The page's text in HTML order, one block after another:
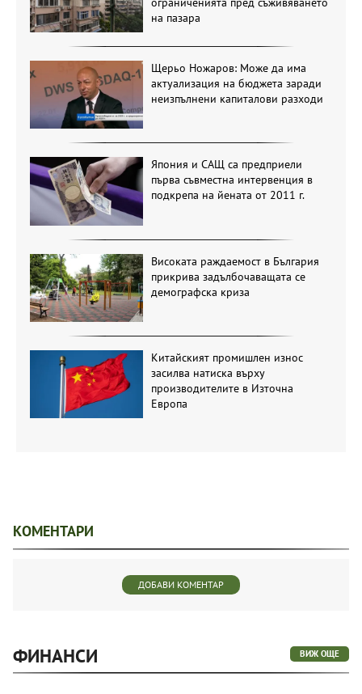
на пазара
Щерьо Ножаров: Може да има
актуализация на бюджета заради
неизпълнени капиталови разходи
Япония и САЩ са предприели
първа съвместна интервенция в
подкрепа на йената от 2011 г.
Високата раждаемост в България
прикрива задълбочаващата се
демографска криза
Китайският промишлен износ
засилва натиска върху
производителите в Източна
Европа
КОМЕНТАРИ
ДОБАВИ КОМЕНТАР
ФИНАНСИ ВИЖ ОЩЕ